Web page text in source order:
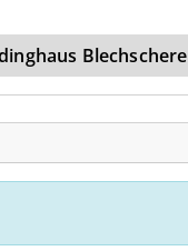
Blechschere